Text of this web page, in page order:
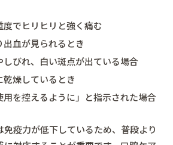
でヒリヒリと強く痛む
血が見られるとき
びれ、白い斑点が出ている場合
燥しているとき
を控えるように」と指示された場合
疫力が低下しているため、普段より